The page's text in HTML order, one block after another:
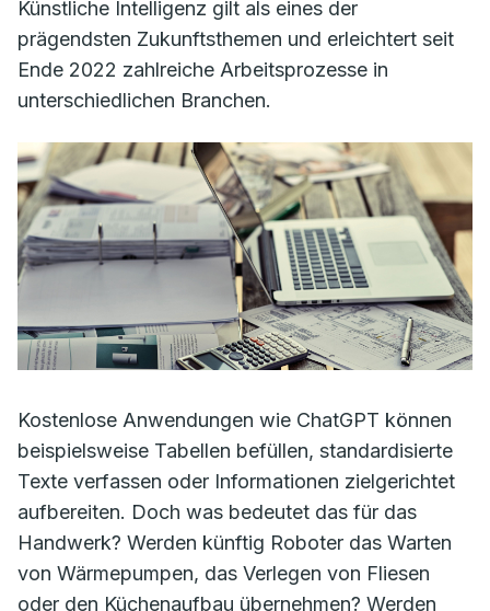
Künstliche Intelligenz gilt als eines der
prägendsten Zukunftsthemen und erleichtert seit
Ende 2022 zahlreiche Arbeitsprozesse in
unterschiedlichen Branchen.
Kostenlose Anwendungen wie ChatGPT können
beispielsweise Tabellen befüllen, standardisierte
Texte verfassen oder Informationen zielgerichtet
aufbereiten. Doch was bedeutet das für das
Handwerk? Werden künftig Roboter das Warten
von Wärmepumpen, das Verlegen von Fliesen
oder den Küchenaufbau übernehmen? Werden